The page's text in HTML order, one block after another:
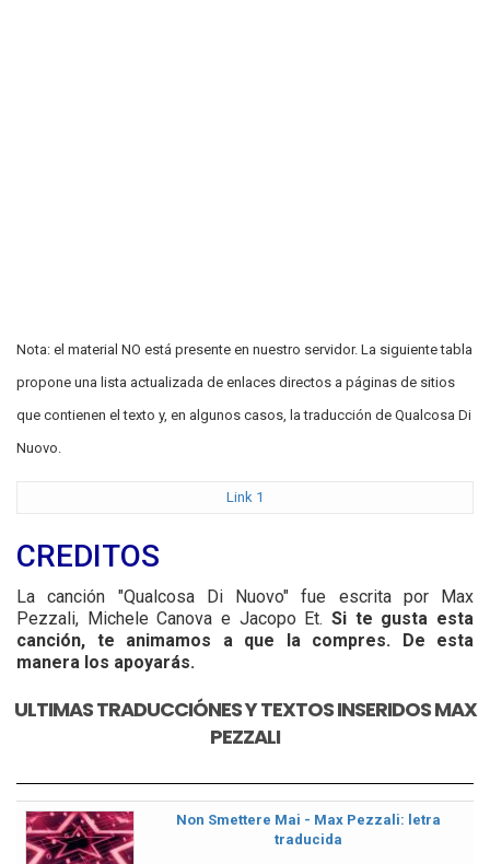
Nota: el material NO está presente en nuestro servidor. La siguiente tabla
propone una lista actualizada de enlaces directos a páginas de sitios
que contienen el texto y, en algunos casos, la traducción de Qualcosa Di
Nuovo.
Link 1
CREDITOS
La canción "Qualcosa Di Nuovo" fue escrita por Max
Pezzali, Michele Canova e Jacopo Et. Si te gusta esta
canción, te animamos a que la compres. De esta
manera los apoyarás.
ULTIMAS TRADUCCIÓNES Y TEXTOS INSERIDOS MAX
PEZZALI
Non Smettere Mai - Max Pezzali: letra
traducida